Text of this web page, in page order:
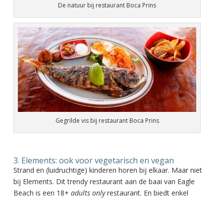
De natuur bij restaurant Boca Prins
Gegrilde vis bij restaurant Boca Prins
3. Elements: ook voor vegetarisch en vegan
Strand en (luidruchtige) kinderen horen bij elkaar. Maar niet
bij Elements. Dit trendy restaurant aan de baai van Eagle
Beach is een 18+ adults onlyrestaurant. En biedt enkel